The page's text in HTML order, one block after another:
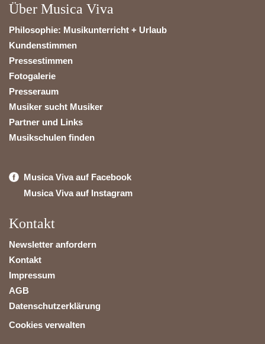
Über Musica Viva
Philosophie: Musikunterricht + Urlaub
Kundenstimmen
Pressestimmen
Fotogalerie
Presseraum
Musiker sucht Musiker
Partner und Links
Musikschulen finden
Musica Viva auf Facebook
Musica Viva auf Instagram
Kontakt
Newsletter anfordern
Kontakt
Impressum
AGB
Datenschutzerklärung
Cookies verwalten